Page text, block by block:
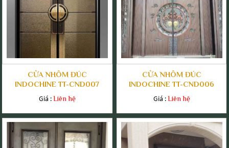
CỬA NHÔM ĐÚC
INDOCHINE TT-CND007
Giá :Liên hệ
CỬA NHÔM ĐÚC
INDOCHINE TT-CND006
Giá :Liên hệ